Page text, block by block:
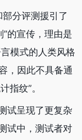
部分评测援引了
的宣传，理由是
模式的人类风格
，因此不具备通
指纹”。
试呈现了更复杂
试中，测试者对